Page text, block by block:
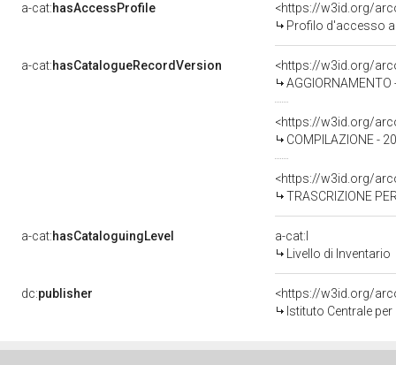
a-cat:hasAccessProfile
<https://w3id.org/
Profilo d'accesso
a-cat:hasCatalogueRecordVersion
<https://w3id.org/
<https://w3id.org/
COMPILAZIONE -
<https://w3id.org/
TRASCRIZIONE
a-cat:hasCataloguingLevel
a-cat:I
Livello di Inventario
dc:publisher
<https://w3id.org/
Istituto Centrale